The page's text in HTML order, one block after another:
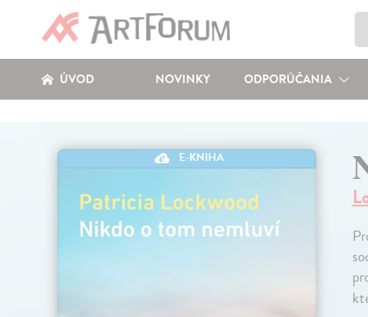
ÚVOD NOVINKY ODPORÚČANIA
E-KNIHA